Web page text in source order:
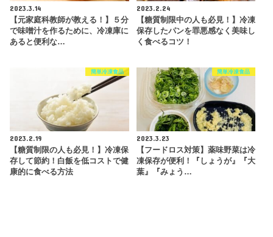
2023.3.14
【元家庭科教師が教える！】５分
で味噌汁を作るために、冷凍庫に
あると便利な…
2023.2.24
【糖質制限中の人も必見！】冷凍
保存したパンを罪悪感なく美味し
く食べるコツ！
簡単冷凍食品
2023.2.19
【糖質制限の人も必見！】冷凍保
存して節約！白飯を低コストで健
康的に食べる方法
簡単冷凍食品
2023.3.23
【フードロス対策】薬味野菜は冷
凍保存が便利！『しょうが』『大
葉』『みょう…